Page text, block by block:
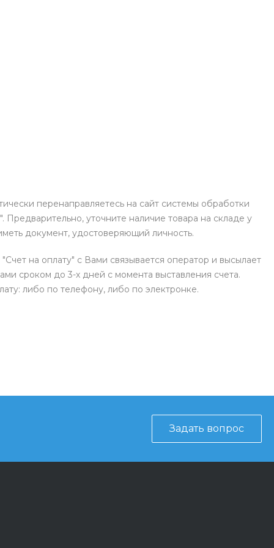
перенаправляетесь на сайт системы обработки
уточните наличие товара на складе у
документ, удостоверяющий личность.
на оплату" с Вами связывается оператор и высылает
сроком до 3-х дней с момента выставления счета.
либо по телефону, либо по электронке.
Задать вопрос